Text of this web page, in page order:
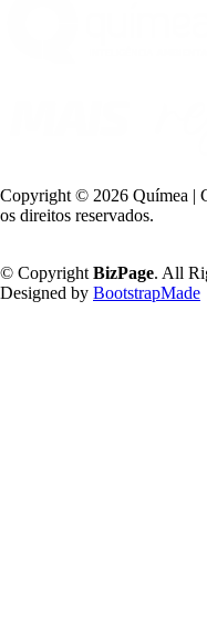
Copyright © 2026 Químea |
os direitos reservados.
© CopyrightBizPage. All
Designed by BootstrapMade